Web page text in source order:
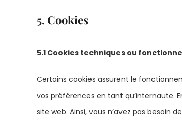
5. Cookies
5.1 Cookies techniques ou
Certains cookies assurent le
vos préférences en tant qu’internaute.
site web. Ainsi, vous n’avez pas besoin